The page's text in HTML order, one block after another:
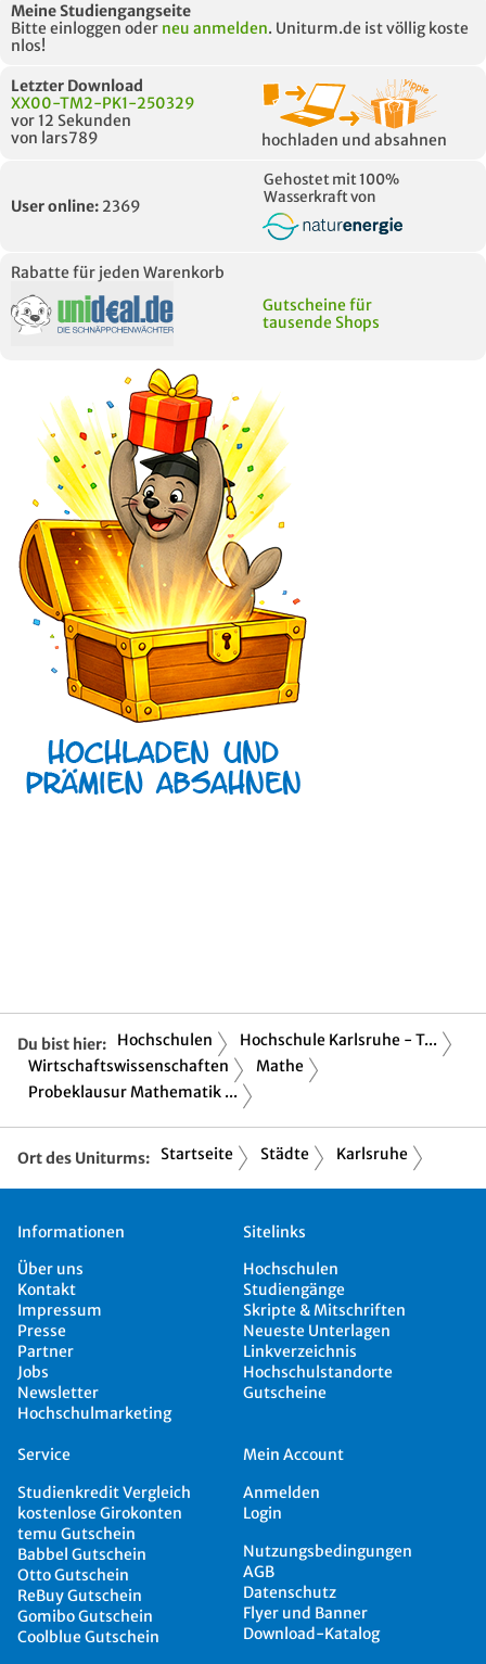
Meine Studiengangseite
Bitte einloggen oder neu anmelden. Uniturm.de ist völlig koste
nlos!
Letzter Download
XX00-TM2-PK1-250329
vor 12 Sekunden
von lars789
hochladen und absahnen
User online: 2369
Gehostet mit 100%
Wasserkraft von
Rabatte für jeden Warenkorb
Gutscheine für
tausende Shops
Du bist hier: Hochschulen
Hochschule Karlsruhe - T...
Wirtschaftswissenschaften
Mathe
Probeklausur Mathematik ...
Ort des Uniturms: Startseite Städte Karlsruhe
Informationen
Über uns
Kontakt
Impressum
Presse
Partner
Jobs
Newsletter
Hochschulmarketing
Sitelinks
Hochschulen
Studiengänge
Skripte & Mitschriften
Neueste Unterlagen
Linkverzeichnis
Hochschulstandorte
Gutscheine
Service
Studienkredit Vergleich
kostenlose Girokonten
temu Gutschein
Babbel Gutschein
Otto Gutschein
ReBuy Gutschein
Gomibo Gutschein
Coolblue Gutschein
Mein Account
Anmelden
Login
Nutzungsbedingungen
AGB
Datenschutz
Flyer und Banner
Download-Katalog